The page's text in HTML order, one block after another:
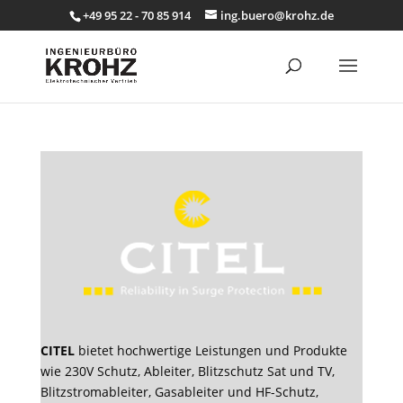
+49 95 22 - 70 85 914 ing.buero@krohz.de
CITELbietet hochwertige Leistungen und Produkte
wie 230V Schutz, Ableiter, Blitzschutz Sat und TV,
Blitzstromableiter, Gasableiter und HF-Schutz,